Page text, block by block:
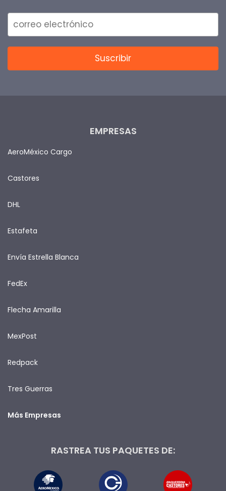
EMPRESAS
AeroMéxico Cargo
Castores
DHL
Estafeta
Envía Estrella Blanca
FedEx
Flecha Amarilla
MexPost
Redpack
Tres Guerras
Más Empresas
RASTREA TUS PAQUETES DE: